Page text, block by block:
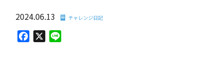
2024.06.13 チャレンジ日記
Facebook